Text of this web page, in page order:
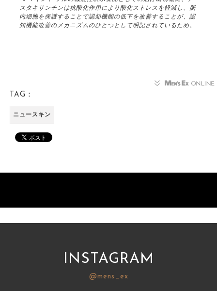
スタキサンチンは抗酸化作用により酸化ストレスを軽減し、脳
内細胞を保護することで認知機能の低下を改善することが、認
知機能改善のメカニズムのひとつとして明記されているため。
TAG：
ニュースキン
INSTAGRAM
@mens_ex